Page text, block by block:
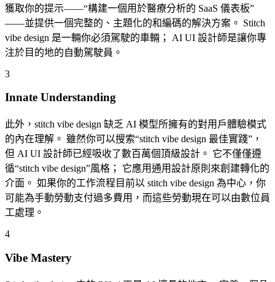
獲取你的提示——“構建一個用於醫療分析的 SaaS 儀表板”
——並提供一個完整的、主題化的和編碼的解決方案。 Stitch
vibe design 是一輛你必須駕駛的車輛； AI UI 設計師是讓你專
注於目的地的自動駕駛員。
3
Innate Understanding
此外，stitch vibe design 缺乏 AI 模型所擁有的對用戶體驗模式
的內在理解。 雖然你可以搜索“stitch vibe design 最佳實踐”，
但 AI UI 設計師已經吸收了數百萬個頂級設計。 它不僅僅遵
循“stitch vibe design”風格； 它應用通用設計原則來創建轉化的
介面。 如果你的工作流程目前以 stitch vibe design 為中心，你
可能為手動勞動支付過多費用，而這些勞動現在可以由數位員
工處理。
4
Vibe Mastery